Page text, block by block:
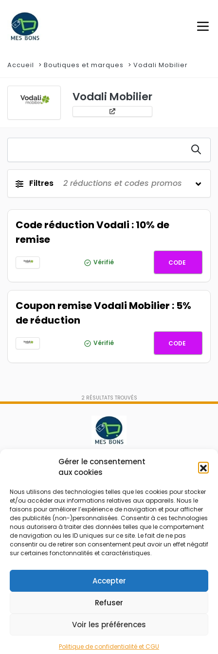
Gérer le consentement
aux cookies
Nous utilisons des technologies telles que les cookies pour stocker
et/ou accéder aux informations relatives aux appareils. Nous le
faisons pour améliorer l’expérience de navigation et pour afficher
des publicités (non-)personnalisées. Consentir à ces technologies
nous autorisera à traiter des données telles que le comportement
de navigation ou les ID uniques sur ce site. Le fait de ne pas
consentir ou de retirer son consentement peut avoir un effet négatif
sur certaines fonctonnalités et caractéristiques.
Accepter
Refuser
Voir les préférences
Politique de confidentialité et CGU
Accueil Boutiques et marques Vodali Mobilier
Vodali Mobilier
Filtres 2 réductions et codes promos
Code réduction Vodali : 10% de
remise
Vérifié CODE
Coupon remise Vodali Mobilier : 5%
de réduction
Vérifié REDUC5
CODE
2 RÉSULTATS TROUVÉS
Le prix peut être réduit !
FAQ
Qui sommes nous
Contactez-nous
Mentions légales
Code réduction
Bons plans
Soldes
French Days
© 2026 Tous droits réservés.
Rechercher Marchands Catégories